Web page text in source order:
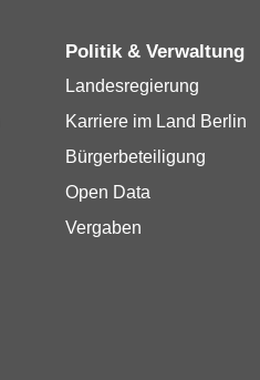
Politik & Verwaltung
Landesregierung
Karriere im Land Berlin
Bürgerbeteiligung
Open Data
Vergaben